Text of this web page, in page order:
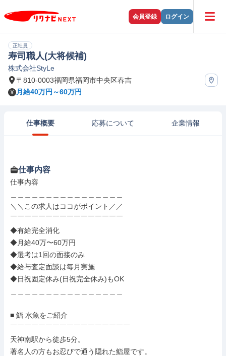
会員登録 ログイン
正社員
寿司職人(大将候補)
株式会社StyLe
〒810-0003福岡県福岡市中央区春吉
月給40万円～60万円
仕事概要 応募について 企業情報
仕事内容
仕事内容
＼＼この求人はココがポイント／／
￣￣￣￣￣￣￣￣￣￣￣￣￣￣￣￣
◆有給完全消化
◆月給40万〜60万円
◆選考は1回の面接のみ
◆給与査定面談は毎月実施
◆日祝固定休み(日祝完全休み)もOK
■ 鮨 水魚をご紹介
￣￣￣￣￣￣￣￣￣￣￣￣￣￣￣￣￣
天神南駅から徒歩5分。
著名人の方もお忍びで通う隠れた鮨屋です。